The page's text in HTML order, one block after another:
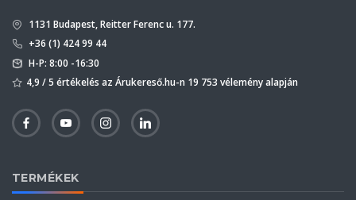
1131 Budapest, Reitter Ferenc u. 177.
+36 (1) 424 99 44
H-P: 8:00 -16:30
4,9 / 5 értékelés az Árukereső.hu-n 19 753 vélemény alapján
TERMÉKEK